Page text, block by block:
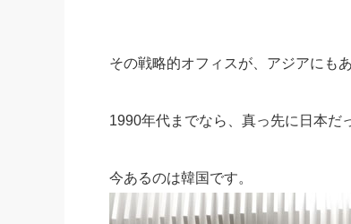
その戦略的オフィスが、アジアにもあ
1990年代までなら、真っ先に日本だ
今あるのは韓国です。